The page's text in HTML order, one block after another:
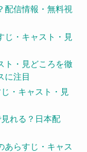
配信情報・無料視
じ・キャスト・見
ト・見どころを徹
に注目
・キャスト・見
れる？日本配
あらすじ・キャス